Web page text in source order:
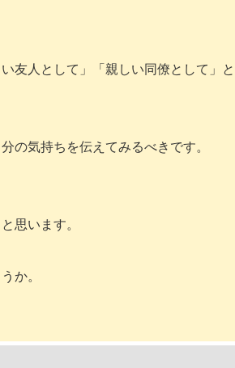
友人として」「親しい同僚として」
の気持ちを伝えてみるべきです。
思います。
か。